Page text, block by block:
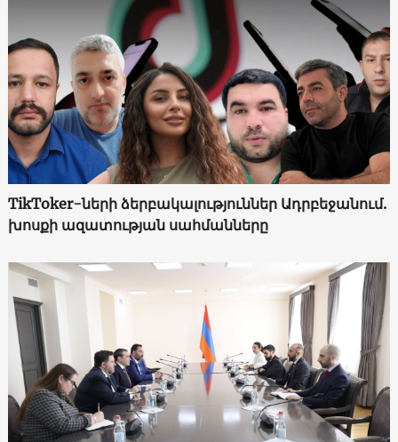
TikToker-ների ձերբակալություններ Ադրբեջանում.
խոսքի ազատության սահմանները